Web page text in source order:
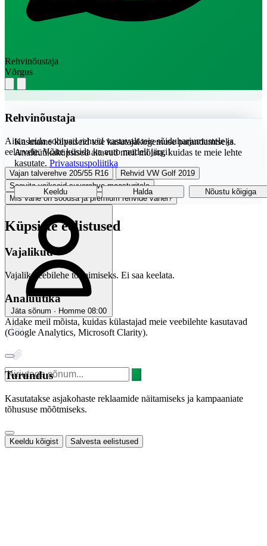
Rehvinõustaja
Võrgus
Rehvinõustaja
Aitan leida sobivad rehvid vastavalt teie sõiduharjumustele ja
eelarvele. Võite küsida ka auto mudeli järgi!
Vajan talverehve 205/55 R16
Rehvid VW Golf 2019
Soovita vaikseid suverehve maasturitele
Mis vahe on soodsa ja premium rehvide vahel?
Jäta sõnum · Homme 08:00
Kasutame küpsiseid teie kasutajakogemuse parandamiseks.
Analüütikaküpsised aitavad meil mõista, kuidas te meie lehte
kasutate. Privaatsuspoliitika
Keeldu Halda Nõustu kõigiga
Küpsiste eelistused
Vajalikud
Vajalik veebilehe toimimiseks. Ei saa keelata.
Analüütika
Aidake meil mõista, kuidas külastajad meie veebilehte kasutavad
(Google Analytics, Microsoft Clarity).
Turundus
Kasutatakse asjakohaste reklaamide näitamiseks ja kampaaniate
tõhususe mõõtmiseks.
Keeldu kõigist Salvesta eelistused